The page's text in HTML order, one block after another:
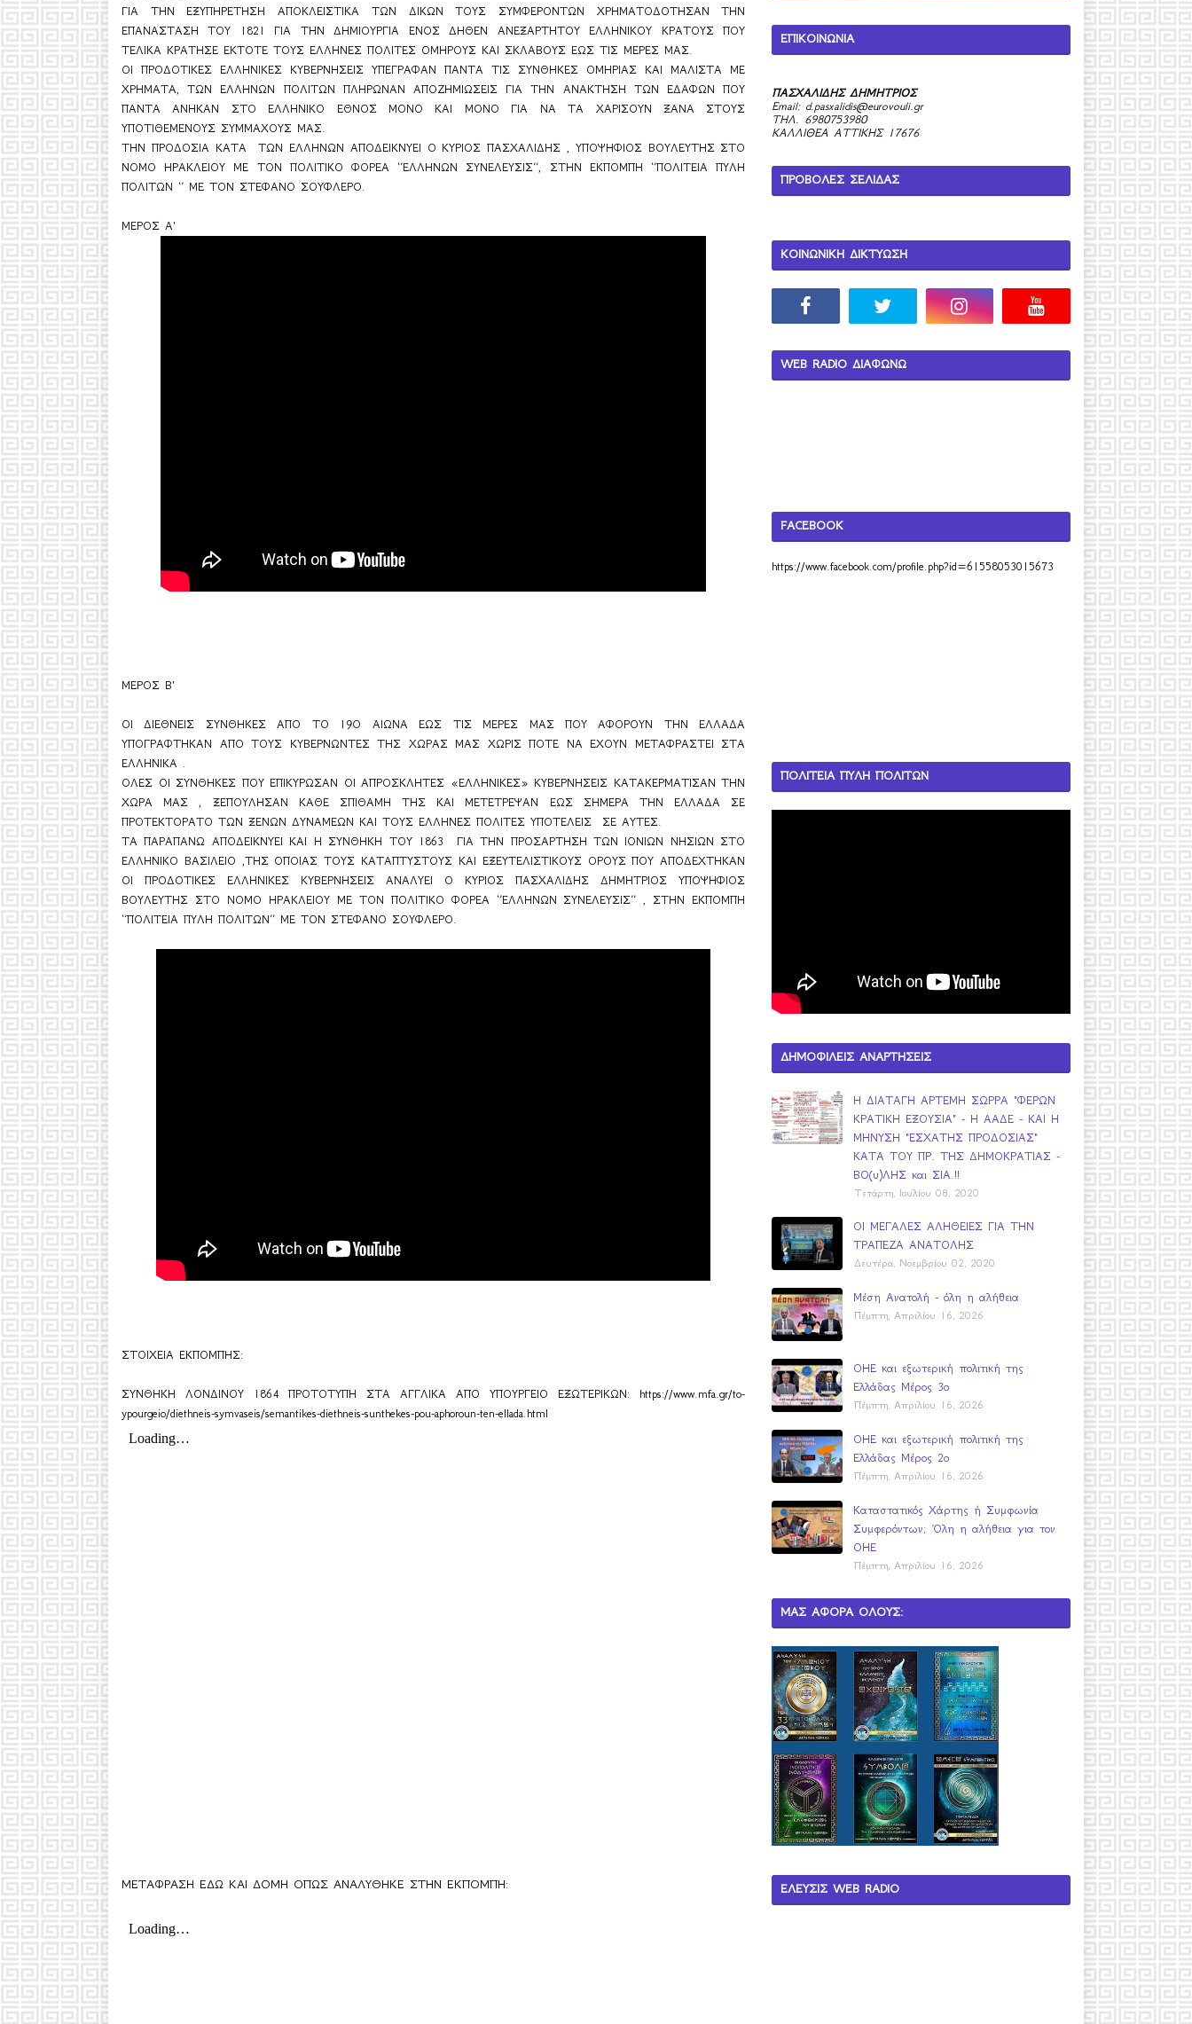
ΓΙΑ ΤΗΝ ΕΞΥΠΗΡΕΤΗΣΗ ΑΠΟΚΛΕΙΣΤΙΚΑ ΤΩΝ ΔΙΚΩΝ ΤΟΥΣ ΣΥΜΦΕΡΟΝΤΩΝ ΧΡΗΜΑΤΟΔΟΤΗΣΑΝ ΤΗΝ
ΕΠΑΝΑΣΤΑΣΗ ΤΟΥ 1821 ΓΙΑ ΤΗΝ ΔΗΜΙΟΥΡΓΙΑ ΕΝΟΣ ΔΗΘΕΝ ΑΝΕΞΑΡΤΗΤΟΥ ΕΛΛΗΝΙΚΟΥ ΚΡΑΤΟΥΣ ΠΟΥ
ΤΕΛΙΚΑ ΚΡΑΤΗΣΕ ΕΚΤΟΤΕ ΤΟΥΣ ΕΛΛΗΝΕΣ ΠΟΛΙΤΕΣ ΟΜΗΡΟΥΣ ΚΑΙ ΣΚΛΑΒΟΥΣ ΕΩΣ ΤΙΣ ΜΕΡΕΣ ΜΑΣ.
ΟΙ ΠΡΟΔΟΤΙΚΕΣ ΕΛΛΗΝΙΚΕΣ ΚΥΒΕΡΝΗΣΕΙΣ ΥΠΕΓΡΑΦΑΝ ΠΑΝΤΑ ΤΙΣ ΣΥΝΘΗΚΕΣ ΟΜΗΡΙΑΣ ΚΑΙ ΜΑΛΙΣΤΑ ΜΕ
ΧΡΗΜΑΤΑ, ΤΩΝ ΕΛΛΗΝΩΝ ΠΟΛΙΤΩΝ ΠΛΗΡΩΝΑΝ ΑΠΟΖΗΜΙΩΣΕΙΣ ΓΙΑ ΤΗΝ ΑΝΑΚΤΗΣΗ ΤΩΝ ΕΔΑΦΩΝ ΠΟΥ
ΠΑΝΤΑ ΑΝΗΚΑΝ ΣΤΟ ΕΛΛΗΝΙΚΟ ΕΘΝΟΣ ΜΟΝΟ ΚΑΙ ΜΟΝΟ ΓΙΑ ΝΑ ΤΑ ΧΑΡΙΣΟΥΝ ΞΑΝΑ ΣΤΟΥΣ
ΥΠΟΤΙΘΕΜΕΝΟΥΣ ΣΥΜΜΑΧΟΥΣ ΜΑΣ.
ΤΗΝ ΠΡΟΔΟΣΙΑ ΚΑΤΑ  ΤΩΝ ΕΛΛΗΝΩΝ ΑΠΟΔΕΙΚΝΥΕΙ Ο ΚΥΡΙΟΣ ΠΑΣΧΑΛΙΔΗΣ , ΥΠΟΨΗΦΙΟΣ ΒΟΥΛΕΥΤΗΣ ΣΤΟ
ΝΟΜΟ ΗΡΑΚΛΕΙΟΥ ΜΕ ΤΟΝ ΠΟΛΙΤΙΚΟ ΦΟΡΕΑ ‘’ΕΛΛΗΝΩΝ ΣΥΝΕΛΕΥΣΙΣ’’, ΣΤΗΝ ΕΚΠΟΜΠΗ ‘’ΠΟΛΙΤΕΙΑ ΠΥΛΗ
ΠΟΛΙΤΩΝ ‘’ ΜΕ ΤΟΝ ΣΤΕΦΑΝΟ ΣΟΥΦΛΕΡΟ.
ΜΕΡΟΣ Α'
ΜΕΡΟΣ Β'
ΟΙ ΔΙΕΘΝΕΙΣ ΣΥΝΘΗΚΕΣ ΑΠΟ ΤΟ 19Ο ΑΙΩΝΑ ΕΩΣ ΤΙΣ ΜΕΡΕΣ ΜΑΣ ΠΟΥ ΑΦΟΡΟΥΝ ΤΗΝ ΕΛΛΑΔΑ
ΥΠΟΓΡΑΦΤΗΚΑΝ ΑΠΟ ΤΟΥΣ ΚΥΒΕΡΝΩΝΤΕΣ ΤΗΣ ΧΩΡΑΣ ΜΑΣ ΧΩΡΙΣ ΠΟΤΕ ΝΑ ΕΧΟΥΝ ΜΕΤΑΦΡΑΣΤΕΙ ΣΤΑ
ΕΛΛΗΝΙΚΑ .
ΟΛΕΣ ΟΙ ΣΥΝΘΗΚΕΣ ΠΟΥ ΕΠΙΚΥΡΩΣΑΝ ΟΙ ΑΠΡΟΣΚΛΗΤΕΣ «ΕΛΛΗΝΙΚΕΣ» ΚΥΒΕΡΝΗΣΕΙΣ ΚΑΤΑΚΕΡΜΑΤΙΣΑΝ ΤΗΝ
ΧΩΡΑ ΜΑΣ , ΞΕΠΟΥΛΗΣΑΝ ΚΑΘΕ ΣΠΙΘΑΜΗ ΤΗΣ ΚΑΙ ΜΕΤΕΤΡΕΨΑΝ ΕΩΣ ΣΗΜΕΡΑ ΤΗΝ ΕΛΛΑΔΑ ΣΕ
ΠΡΟΤΕΚΤΟΡΑΤΟ ΤΩΝ ΞΕΝΩΝ ΔΥΝΑΜΕΩΝ ΚΑΙ ΤΟΥΣ ΕΛΛΗΝΕΣ ΠΟΛΙΤΕΣ ΥΠΟΤΕΛΕΙΣ  ΣΕ ΑΥΤΕΣ.
ΤΑ ΠΑΡΑΠΑΝΩ ΑΠΟΔΕΙΚΝΥΕΙ ΚΑΙ Η ΣΥΝΘΗΚΗ ΤΟΥ 1863  ΓΙΑ ΤΗΝ ΠΡΟΣΑΡΤΗΣΗ ΤΩΝ ΙΟΝΙΩΝ ΝΗΣΙΩΝ ΣΤΟ
ΕΛΛΗΝΙΚΟ ΒΑΣΙΛΕΙΟ ,ΤΗΣ ΟΠΟΙΑΣ ΤΟΥΣ ΚΑΤΑΠΤΥΣΤΟΥΣ ΚΑΙ ΕΞΕΥΤΕΛΙΣΤΙΚΟΥΣ ΟΡΟΥΣ ΠΟΥ ΑΠΟΔΕΧΤΗΚΑΝ
ΟΙ ΠΡΟΔΟΤΙΚΕΣ ΕΛΛΗΝΙΚΕΣ ΚΥΒΕΡΝΗΣΕΙΣ ΑΝΑΛΥΕΙ Ο ΚΥΡΙΟΣ ΠΑΣΧΑΛΙΔΗΣ ΔΗΜΗΤΡΙΟΣ ΥΠΟΨΗΦΙΟΣ
ΒΟΥΛΕΥΤΗΣ ΣΤΟ ΝΟΜΟ ΗΡΑΚΛΕΙΟΥ ΜΕ ΤΟΝ ΠΟΛΙΤΙΚΟ ΦΟΡΕΑ ‘’ΕΛΛΗΝΩΝ ΣΥΝΕΛΕΥΣΙΣ’’ , ΣΤΗΝ ΕΚΠΟΜΠΗ
‘’ΠΟΛΙΤΕΙΑ ΠΥΛΗ ΠΟΛΙΤΩΝ’’ ΜΕ ΤΟΝ ΣΤΕΦΑΝΟ ΣΟΥΦΛΕΡΟ.
ΣΤΟΙΧΕΙΑ ΕΚΠΟΜΠΗΣ:
ΣΥΝΘΗΚΗ ΛΟΝΔΙΝΟΥ 1864 ΠΡΟΤΟΤΥΠΗ ΣΤΑ ΑΓΓΛΙΚΑ ΑΠΟ ΥΠΟΥΡΓΕΙΟ ΕΞΩΤΕΡΙΚΩΝ: https://www.mfa.gr/to-
ypourgeio/diethneis-symvaseis/semantikes-diethneis-sunthekes-pou-aphoroun-ten-ellada.html
ΜΕΤΑΦΡΑΣΗ ΕΔΩ ΚΑΙ ΔΟΜΗ ΟΠΩΣ ΑΝΑΛΥΘΗΚΕ ΣΤΗΝ ΕΚΠΟΜΠΗ:
ΕΠΙΚΟΙΝΩΝΙΑ
ΠΑΣΧΑΛΙΔΗΣ ΔΗΜΗΤΡΙΟΣ
Email: d.pasxalidis@eurovouli.gr
ΤΗΛ. 6980753980
ΚΑΛΛΙΘΕΑ ΑΤΤΙΚΗΣ 17676
ΠΡΟΒΟΛΕΣ ΣΕΛΙΔΑΣ
ΚΟΙΝΩΝΙΚΗ ΔΙΚΤΥΩΣΗ
WEB RADIO ΔΙΑΦΩΝΩ
FACEBOOK
https://www.facebook.com/profile.php?id=61558053015673
ΠΟΛΙΤΕΙΑ ΠΥΛΗ ΠΟΛΙΤΩΝ
ΔΗΜΟΦΙΛΕΙΣ ΑΝΑΡΤΗΣΕΙΣ
Η ΔΙΑΤΑΓΗ ΑΡΤΕΜΗ ΣΩΡΡΑ "ΦΕΡΩΝ
ΚΡΑΤΙΚΗ ΕΞΟΥΣΙΑ" - Η ΑΑΔΕ - ΚΑΙ Η
ΜΗΝΥΣΗ "ΕΣΧΑΤΗΣ ΠΡΟΔΟΣΙΑΣ"
ΚΑΤΑ ΤΟΥ ΠΡ. ΤΗΣ ΔΗΜΟΚΡΑΤΙΑΣ -
ΒΟ(υ)ΛΗΣ και ΣΙΑ.!!
Τετάρτη, Ιουλίου 08, 2020
ΟΙ ΜΕΓΑΛΕΣ ΑΛΗΘΕΙΕΣ ΓΙΑ ΤΗΝ
ΤΡΑΠΕΖΑ ΑΝΑΤΟΛΗΣ
Δευτέρα, Νοεμβρίου 02, 2020
Μέση Ανατολή - όλη η αλήθεια
Πέμπτη, Απριλίου 16, 2026
ΟΗΕ και εξωτερική πολιτική της
Ελλάδας Μέρος 3ο
Πέμπτη, Απριλίου 16, 2026
ΟΗΕ και εξωτερική πολιτική της
Ελλάδας Μέρος 2ο
Πέμπτη, Απριλίου 16, 2026
Καταστατικός Χάρτης ή Συμφωνία
Συμφερόντων; Όλη η αλήθεια για τον
ΟΗΕ
Πέμπτη, Απριλίου 16, 2026
ΜΑΣ ΑΦΟΡΑ ΟΛΟΥΣ:
ΕΛΕΥΣΙΣ WEB RADIO